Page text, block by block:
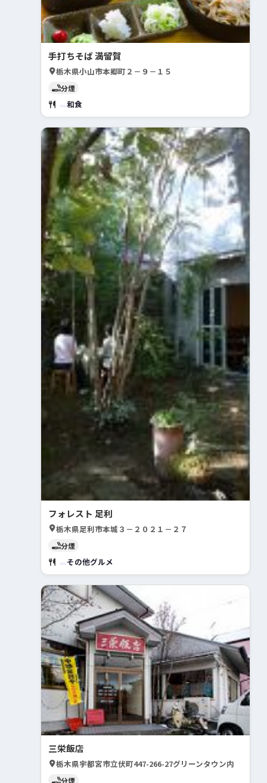
手打ちそば 満留賀
栃木県小山市本郷町２－９－１５
分煙
和食
フォレスト 足利
栃木県足利市本城３－２０２１－２７
分煙
その他グルメ
三栄飯店
栃木県宇都宮市立伏町447-266-27グリーンタウン内
分煙